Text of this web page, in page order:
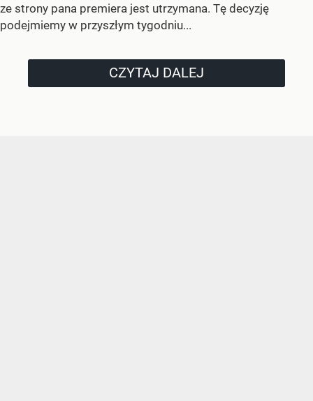
ze strony pana premiera jest utrzymana. Tę decyzję
podejmiemy w przyszłym tygodniu...
CZYTAJ DALEJ